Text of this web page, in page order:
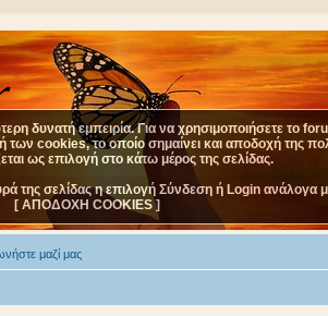
μαζί μας
δυνατή εμπειρία. Για να χρησιμοποιήσετε το
cookies, το οποίο σημαίνει και αποδοχή της
ως επιλογή στο κάτω μέρος της σελίδας.
της σελίδας η επιλογή Σύνδεση ή Login ανάλογα
[ ΑΠΟΔΟΧΗ COOKIES ]